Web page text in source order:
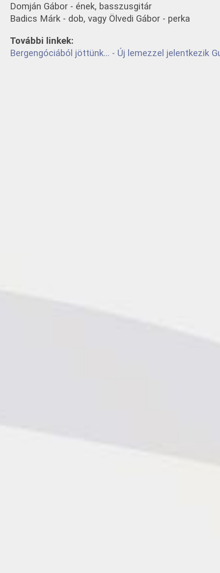
Domján Gábor - ének, basszusgitár
Badics Márk - dob, vagy Ölvedi Gábor - perka
További linkek:
Bergengóciából jöttünk... - Új lemezzel jelentkezik